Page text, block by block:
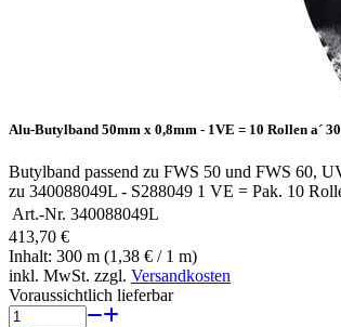
Alu-Butylband 50mm x 0,8mm - 1VE = 10 Rollen a´
Butylband passend zu FWS 50 und FWS 60,
zu 340088049L - S288049 1 VE = Pak. 10
Art.-Nr. 340088049L
413,70 €
Inhalt: 300 m (1,38 € / 1 m)
inkl. MwSt. zzgl. Versandkosten
Voraussichtlich lieferbar